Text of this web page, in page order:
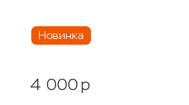
Новинка
4 000 p